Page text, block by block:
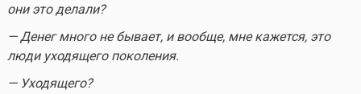
они это делали?
— Денег много не бывает, и вообще, мне кажется, это
люди уходящего поколения.
— Уходящего?